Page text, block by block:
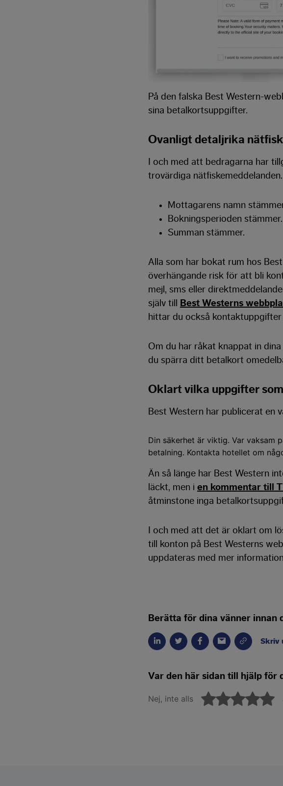
På den falska Best Western-
sina betalkortsuppgifter.
Ovanligt detaljrika
I och med att bedragarna har
trovärdiga nätfiskemeddelanden.
Mottagarens namn
Bokningsperioden stämmer.
Summan stämmer.
Alla som har bokat rum hos
överhängande risk för att bli
mejl, sms eller
själv till
Best Westerns
hittar du också
Om du har råkat knappat in
du spärra ditt betalkort
Oklart vilka uppgifter
Best Western har publicerat en
Din säkerhet är viktig. Var vaksam
betalning. Kontakta hotellet om
Än så länge har Best Western
läckt, men i en kommentar till
åtminstone inga
I och med att det är oklart om
till konton på Best Westerns
uppdateras med mer
Berätta för dina vänner innan
Skriv
Var den här sidan till hjälp för
Nej, inte alls